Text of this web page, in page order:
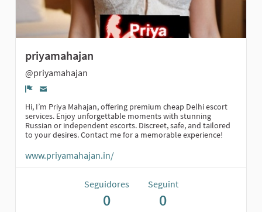
priyamahajan
@priyamahajan
Denúncia
Hi, I’m Priya Mahajan, offering premium cheap Delhi escort
services. Enjoy unforgettable moments with stunning
Russian or independent escorts. Discreet, safe, and tailored
to your desires. Contact me for a memorable experience!
www.priyamahajan.in/
Seguidores
0
Seguint
0